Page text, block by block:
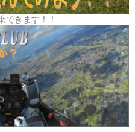
できます！！